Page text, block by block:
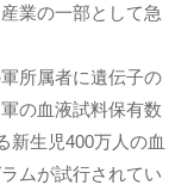
業の一部として急
所属者に遺伝子の
の血液試料保有数
新生児400万人の血
ムが試行されてい